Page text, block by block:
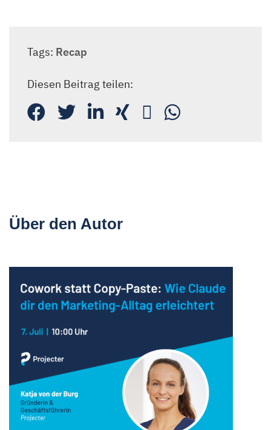
Tags: Recap
Diesen Beitrag teilen:
Über den Autor